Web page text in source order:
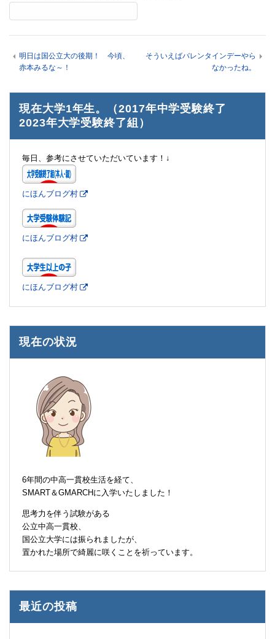
明日は国公立大の後期！ 今頃、
赤本みるな～！
そういえばバレンタインデーやら
なかったね。
現在大学1年生。（2017年中学受験終了
2023年大学受験終了組）
毎日、参考にさせていただいています！↓
にほんブログ村
にほんブログ村
にほんブログ村
現在の状況
6年間の中高一貫校生活を経て、
SMART＆GMARCHに入学いたしました！
思考力を伴う試験がある
公立中高一貫校、
国公立大学には振られましたが、
置かれた場所で綺麗に咲くことを祈っています。
最近の投稿